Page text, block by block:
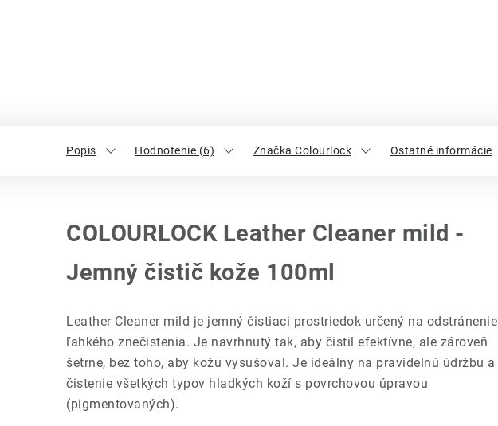
Popis Hodnotenie (6) Značka Colourlock Ostatné informácie
COLOURLOCK Leather Cleaner mild -
Jemný čistič kože 100ml
Leather Cleaner mild je jemný čistiaci prostriedok určený na odstránenie
ľahkého znečistenia. Je navrhnutý tak, aby čistil efektívne, ale zároveň
šetrne, bez toho, aby kožu vysušoval. Je ideálny na pravidelnú údržbu a
čistenie všetkých typov hladkých koží s povrchovou úpravou
(pigmentovaných).